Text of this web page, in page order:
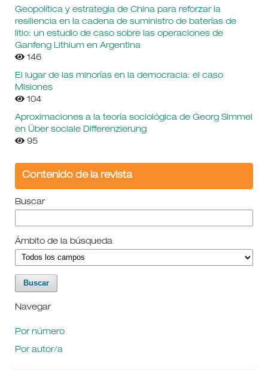
Geopolítica y estrategia de China para reforzar la
resiliencia en la cadena de suministro de baterías de
litio: un estudio de caso sobre las operaciones de
Ganfeng Lithium en Argentina
146
El lugar de las minorías en la democracia: el caso
Misiones
104
Aproximaciones a la teoría sociológica de Georg Simmel
en Über sociale Differenzierung
95
Contenido de la revista
Buscar
Ámbito de la búsqueda
Navegar
Por número
Por autor/a